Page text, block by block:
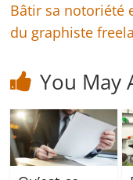
Bâtir sa notoriété
du graphiste
You May